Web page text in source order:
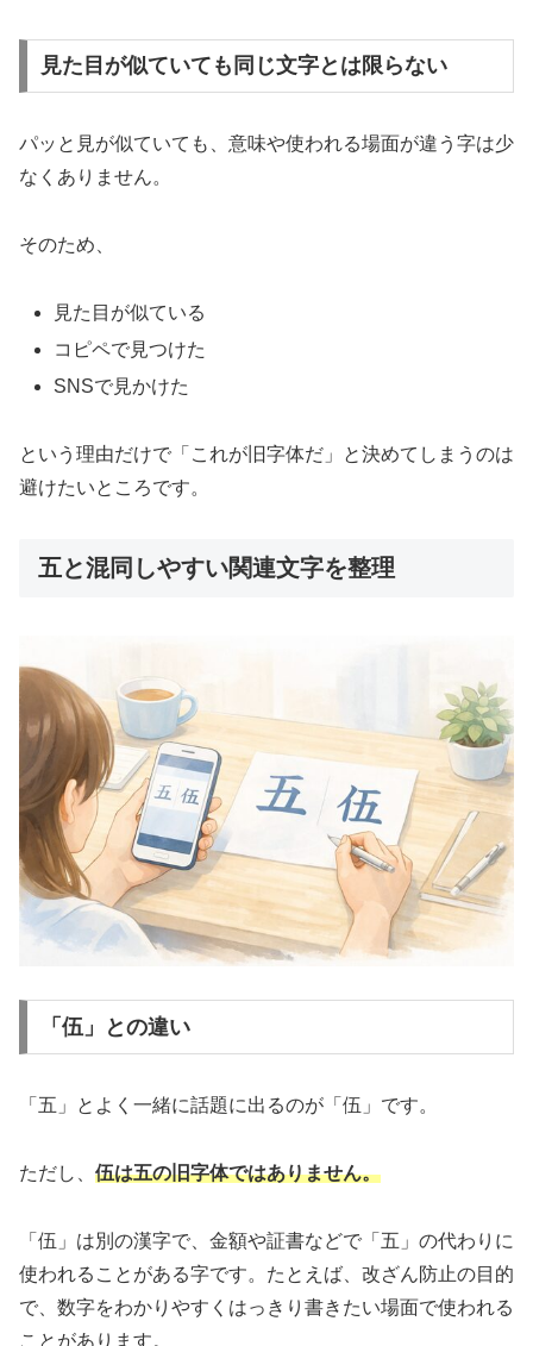
見た目が似ていても同じ文字とは限らない
パッと見が似ていても、意味や使われる場面が違う字は少
なくありません。
そのため、
見た目が似ている
コピペで見つけた
SNSで見かけた
という理由だけで「これが旧字体だ」と決めてしまうのは
避けたいところです。
五と混同しやすい関連文字を整理
「伍」との違い
「五」とよく一緒に話題に出るのが「伍」です。
ただし、 伍は五の旧字体ではありません。
「伍」は別の漢字で、金額や証書などで「五」の代わりに
使われることがある字です。たとえば、改ざん防止の目的
で、数字をわかりやすくはっきり書きたい場面で使われる
ことがあります。